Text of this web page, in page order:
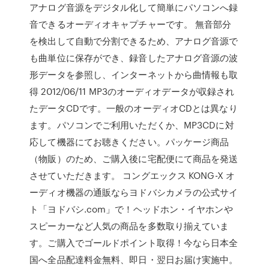
アナログ音源をデジタル化して簡単にパソコンへ録
音できるオーディオキャプチャーです。 無音部分
を検出して自動で分割できるため、アナログ音源で
も曲単位に保存ができ、録音したアナログ音源の波
形データを参照し、インターネットから曲情報も取
得 2012/06/11 MP3のオーディオデータが収録され
たデータCDです。一般のオーディオCDとは異なり
ます。パソコンでご利用いただくか、MP3CDに対
応して機器にてお聴きください。パッケージ商品
（物販）のため、ご購入後に宅配便にて商品を発送
させていただきます。 コングエックス KONG-X オ
ーディオ機器の通販ならヨドバシカメラの公式サイ
ト「ヨドバシ.com」で！ヘッドホン・イヤホンや
スピーカーなど人気の商品を多数取り揃えていま
す。ご購入でゴールドポイント取得！今なら日本全
国へ全品配達料金無料、即日・翌日お届け実施中。